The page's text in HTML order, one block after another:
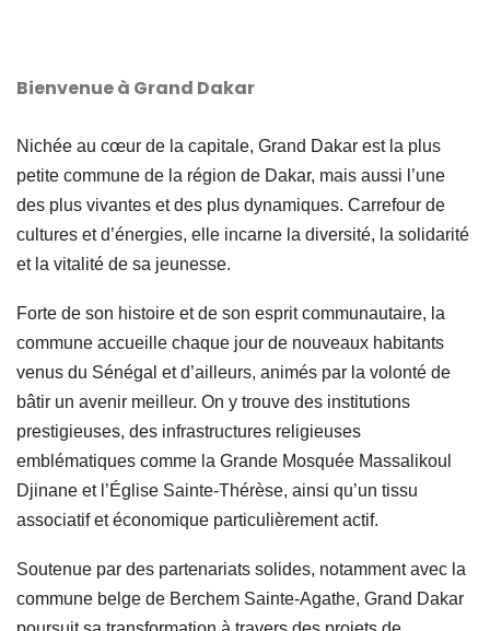
Bienvenue à Grand Dakar
Nichée au cœur de la capitale, Grand Dakar est la plus
petite commune de la région de Dakar, mais aussi l’une
des plus vivantes et des plus dynamiques. Carrefour de
cultures et d’énergies, elle incarne la diversité, la solidarité
et la vitalité de sa jeunesse.
Forte de son histoire et de son esprit communautaire, la
commune accueille chaque jour de nouveaux habitants
venus du Sénégal et d’ailleurs, animés par la volonté de
bâtir un avenir meilleur. On y trouve des institutions
prestigieuses, des infrastructures religieuses
emblématiques comme la Grande Mosquée Massalikoul
Djinane et l’Église Sainte-Thérèse, ainsi qu’un tissu
associatif et économique particulièrement actif.
Soutenue par des partenariats solides, notamment avec la
commune belge de Berchem Sainte-Agathe, Grand Dakar